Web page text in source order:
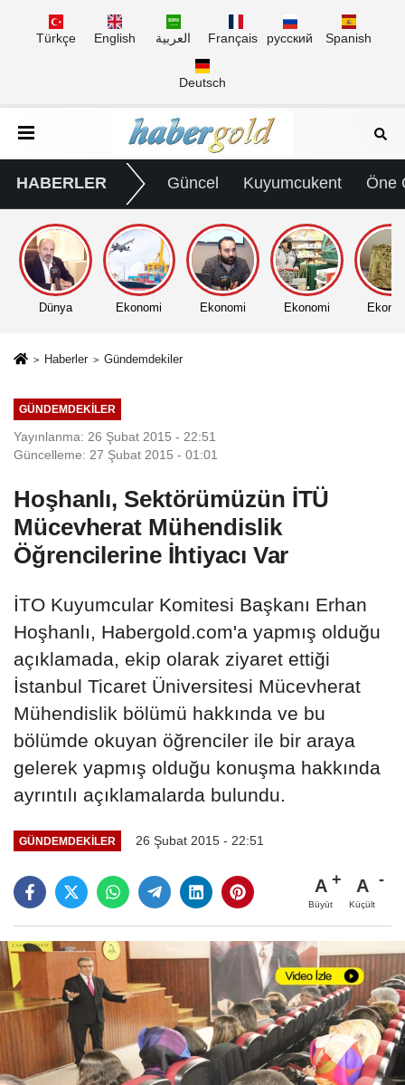
Türkçe English العربية Français русский Spanish
Deutsch
HABERLER Güncel Kuyumcukent Öne
Dünya Ekonomi Ekonomi Ekonomi
Haberler Gündemdekiler
GÜNDEMDEKILER
Yayınlanma: 26 Şubat 2015 - 22:51
Güncelleme: 27 Şubat 2015 - 01:01
Hoşhanlı, Sektörümüzün İTÜ
Mücevherat Mühendislik
Öğrencilerine İhtiyacı Var
İTO Kuyumcular Komitesi Başkanı Erhan
Hoşhanlı, Habergold.com'a yapmış olduğu
açıklamada, ekip olarak ziyaret ettiği
İstanbul Ticaret Üniversitesi Mücevherat
Mühendislik bölümü hakkında ve bu
bölümde okuyan öğrenciler ile bir araya
gelerek yapmış olduğu konuşma hakkında
ayrıntılı açıklamalarda bulundu.
GÜNDEMDEKILER 26 Şubat 2015 - 22:51
A
Büyüt
A
Küçült